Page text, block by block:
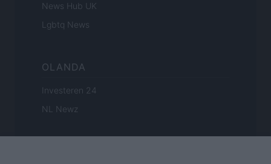
News Hub UK
Lgbtq News
OLANDA
Investeren 24
NL Newz